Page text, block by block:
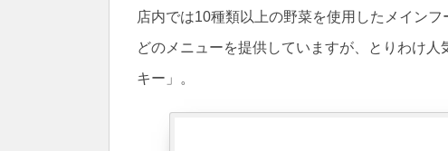
店内では10種類以上の野菜を使用したメイン
どのメニューを提供していますが、とりわけ
キー」。